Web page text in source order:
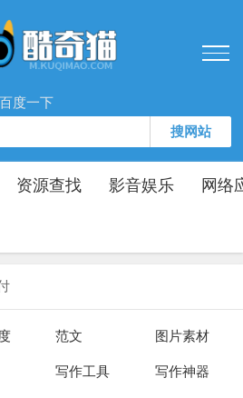
百度一下
搜网站
资源查找 影音娱乐 网络
范文 图片素材
写作工具 写作神器